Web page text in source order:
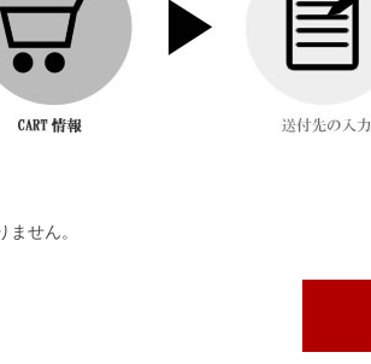
せん。